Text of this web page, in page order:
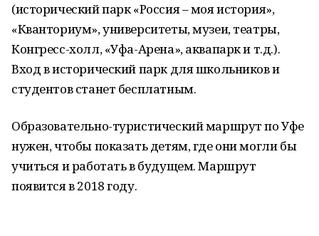
(исторический парк «Россия – моя история»,
«Кванториум», университеты, музеи, театры,
Конгресс-холл, «Уфа-Арена», аквапарк и т.д.).
Вход в исторический парк для школьников и
студентов станет бесплатным.
Образовательно-туристический маршрут по Уфе
нужен, чтобы показать детям, где они могли бы
учиться и работать в будущем. Маршрут
появится в 2018 году.